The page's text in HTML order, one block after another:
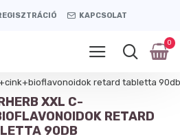
KAPCSOLAT
0
retard tabletta 90db
XXL C-
RETARD
90DB